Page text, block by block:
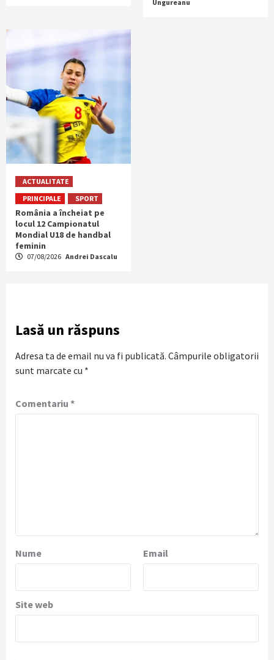
Ungureanu
ACTUALITATE
PRINCIPALE
SPORT
România a încheiat pe
locul 12 Campionatul
Mondial U18 de handbal
feminin
07/08/2026 Andrei Dascalu
Lasă un răspuns
Adresa ta de email nu va fi publicată. Câmpurile obligatorii
sunt marcate cu *
Comentariu *
Nume Email
Site web